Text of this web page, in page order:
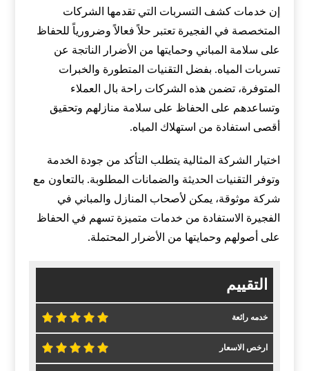
إن خدمات كشف التسربات التي تقدمها الشركات
المتخصصة في الفجيرة تعتبر حلاً فعالاً وضرورياً للحفاظ
على سلامة المباني وحمايتها من الأضرار الناتجة عن
تسربات المياه. بفضل التقنيات المتطورة والخبرات
المتوفرة، تضمن هذه الشركات راحة بال العملاء
وتساعدهم على الحفاظ على سلامة منازلهم وتحقيق
أقصى استفادة من استهلاك المياه.
اختيار الشركة المثالية يتطلب التأكد من جودة الخدمة
وتوفر التقنيات الحديثة والضمانات المطلوبة. بالتعاون مع
شركة موثوقة، يمكن لأصحاب المنازل والمباني في
الفجيرة الاستفادة من خدمات متميزة تسهم في الحفاظ
على أصولهم وحمايتها من الأضرار المحتملة.
التقييم
خدمه رائعة
ارخص الاسعار